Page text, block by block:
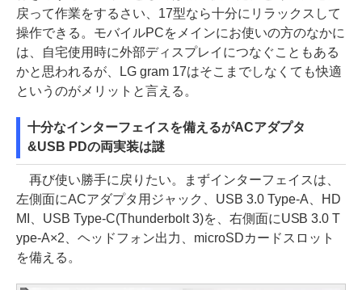
戻って作業をするさい、17型なら十分にリラックスして
操作できる。モバイルPCをメインにお使いの方のなかに
は、自宅使用時に外部ディスプレイにつなぐこともある
かと思われるが、LG gram 17はそこまでしなくても快適
というのがメリットと言える。
十分なインターフェイスを備えるがACアダプタ
&USB PDの両実装は謎
再び使い勝手に戻りたい。まずインターフェイスは、
左側面にACアダプタ用ジャック、USB 3.0 Type-A、HD
MI、USB Type-C(Thunderbolt 3)を、右側面にUSB 3.0 T
ype-A×2、ヘッドフォン出力、microSDカードスロット
を備える。